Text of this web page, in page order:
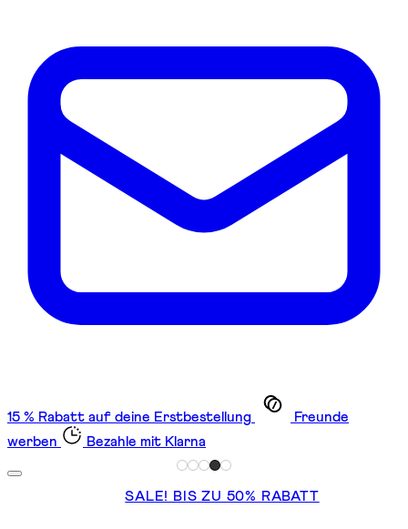
15 % Rabatt auf deine Erstbestellung
Freunde
werben
Bezahle mit Klarna
SALE! BIS ZU 50% RABATT